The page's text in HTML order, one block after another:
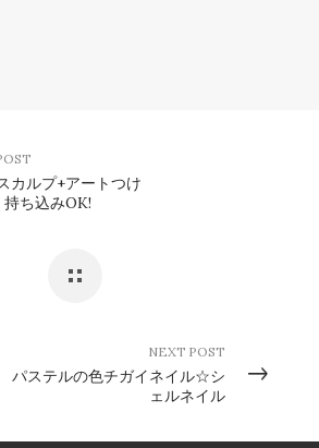
カルプ+アートつけ
ち込みOK!
NEXT POST
パステルの色チガイネイル☆シ
ェルネイル